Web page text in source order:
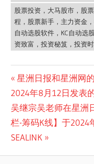
股票投资，大马股市，股
程，股票新手，主力资金
自动选股软件，KC自动选
资致富，投资秘笈，投资
Post
navigation
Previous
Post:
星洲日报和星洲网
2024年8月12日发表
Next
Post:
吴继宗吴老师在星洲
栏-筹码K线】于2024
SEALINK